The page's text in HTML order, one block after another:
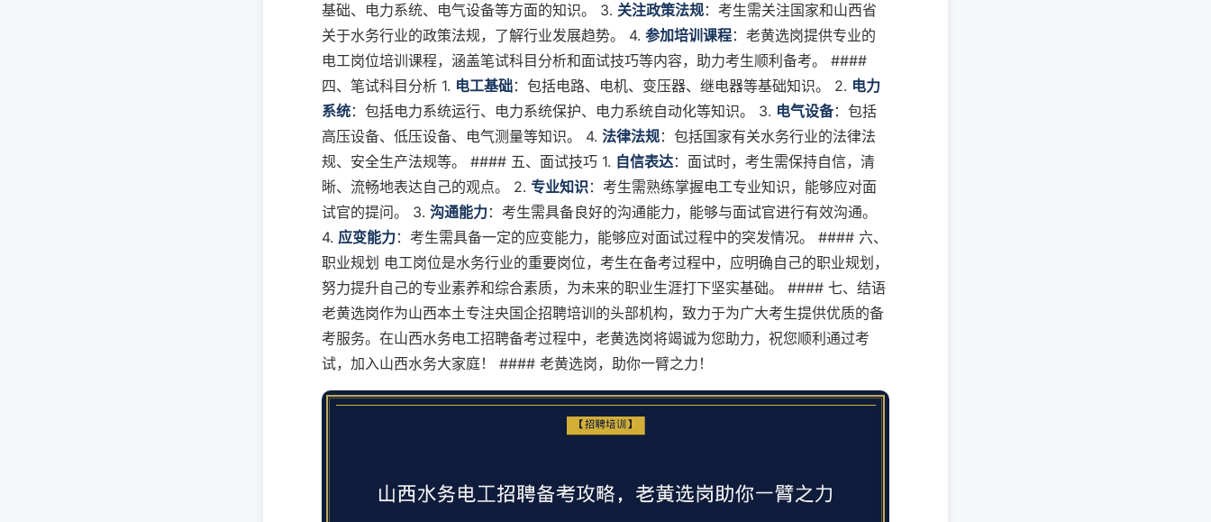
基础、电力系统、电气设备等方面的知识。 3. 关注政策法规：考生需关注国家和山西省
关于水务行业的政策法规，了解行业发展趋势。 4. 参加培训课程：老黄选岗提供专业的
电工岗位培训课程，涵盖笔试科目分析和面试技巧等内容，助力考生顺利备考。 ####
四、笔试科目分析 1. 电工基础：包括电路、电机、变压器、继电器等基础知识。 2. 电力
系统：包括电力系统运行、电力系统保护、电力系统自动化等知识。 3. 电气设备：包括
高压设备、低压设备、电气测量等知识。 4. 法律法规：包括国家有关水务行业的法律法
规、安全生产法规等。 #### 五、面试技巧 1. 自信表达：面试时，考生需保持自信，清
晰、流畅地表达自己的观点。 2. 专业知识：考生需熟练掌握电工专业知识，能够应对面
试官的提问。 3. 沟通能力：考生需具备良好的沟通能力，能够与面试官进行有效沟通。
4. 应变能力：考生需具备一定的应变能力，能够应对面试过程中的突发情况。 #### 六、
职业规划 电工岗位是水务行业的重要岗位，考生在备考过程中，应明确自己的职业规划，
努力提升自己的专业素养和综合素质，为未来的职业生涯打下坚实基础。 #### 七、结语
老黄选岗作为山西本土专注央国企招聘培训的头部机构，致力于为广大考生提供优质的备
考服务。在山西水务电工招聘备考过程中，老黄选岗将竭诚为您助力，祝您顺利通过考
试，加入山西水务大家庭！ #### 老黄选岗，助你一臂之力！